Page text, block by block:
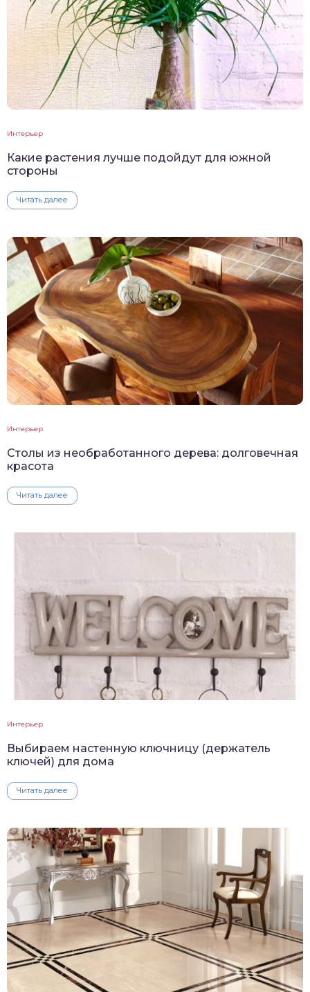
Интерьер
Какие растения лучше подойдут для южной
стороны
Читать далее
Интерьер
Столы из необработанного дерева: долговечная
красота
Читать далее
Интерьер
Выбираем настенную ключницу (держатель
ключей) для дома
Читать далее